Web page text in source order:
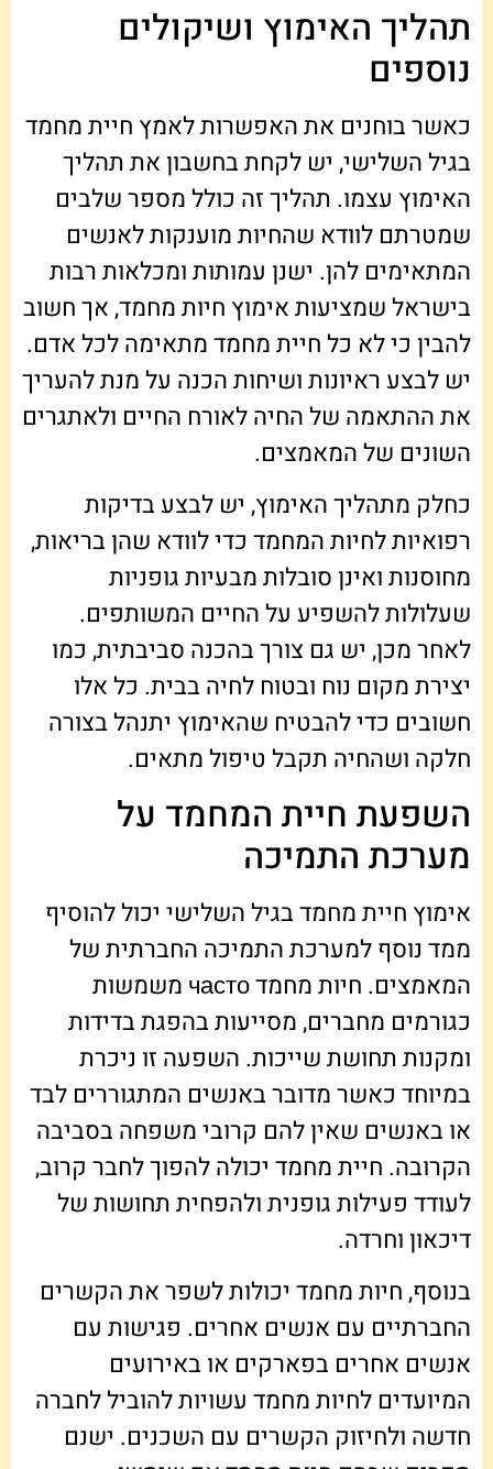
תהליך האימוץ ושיקולים
נוספים
כאשר בוחנים את האפשרות לאמץ חיית מחמד
בגיל השלישי, יש לקחת בחשבון את תהליך
האימוץ עצמו. תהליך זה כולל מספר שלבים
שמטרתם לוודא שהחיות מוענקות לאנשים
המתאימים להן. ישנן עמותות ומכלאות רבות
בישראל שמציעות אימוץ חיות מחמד, אך חשוב
להבין כי לא כל חיית מחמד מתאימה לכל אדם.
יש לבצע ראיונות ושיחות הכנה על מנת להעריך
את ההתאמה של החיה לאורח החיים ולאתגרים
השונים של המאמצים.
כחלק מתהליך האימוץ, יש לבצע בדיקות
רפואיות לחיות המחמד כדי לוודא שהן בריאות,
מחוסנות ואינן סובלות מבעיות גופניות
שעלולות להשפיע על החיים המשותפים.
לאחר מכן, יש גם צורך בהכנה סביבתית, כמו
יצירת מקום נוח ובטוח לחיה בבית. כל אלו
חשובים כדי להבטיח שהאימוץ יתנהל בצורה
חלקה ושהחיה תקבל טיפול מתאים.
השפעת חיית המחמד על
מערכת התמיכה
אימוץ חיית מחמד בגיל השלישי יכול להוסיף
ממד נוסף למערכת התמיכה החברתית של
המאמצים. חיות מחמד часто משמשות
כגורמים מחברים, מסייעות בהפגת בדידות
ומקנות תחושת שייכות. השפעה זו ניכרת
במיוחד כאשר מדובר באנשים המתגוררים לבד
או באנשים שאין להם קרובי משפחה בסביבה
הקרובה. חיית מחמד יכולה להפוך לחבר קרוב,
לעודד פעילות גופנית ולהפחית תחושות של
דיכאון וחרדה.
בנוסף, חיות מחמד יכולות לשפר את הקשרים
החברתיים עם אנשים אחרים. פגישות עם
אנשים אחרים בפארקים או באירועים
המיועדים לחיות מחמד עשויות להוביל לחברה
חדשה ולחיזוק הקשרים עם השכנים. ישנם